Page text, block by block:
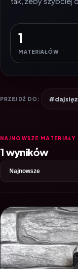
1
MATERIAŁÓW
PRZEJDŹ DO:
NAJNOWSZE MATERIAŁY
1 wyników